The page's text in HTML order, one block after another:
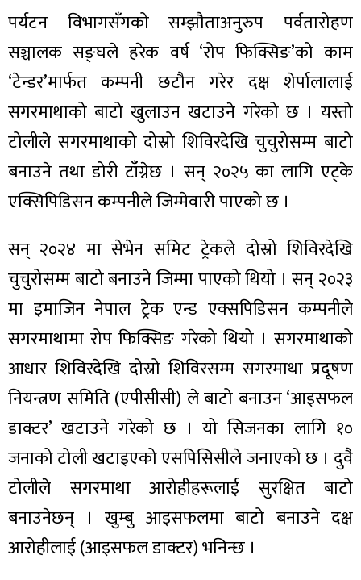
पर्यटन विभागसँगको सम्झौताअनुरुप पर्वतारोहण
सञ्चालक सङ्घले हरेक वर्ष ‘रोप फिक्सिङ’को काम
‘टेन्डर’मार्फत कम्पनी छटौन गरेर दक्ष शेर्पालालाई
सगरमाथाको बाटो खुलाउन खटाउने गरेको छ । यस्तो
टोलीले सगरमाथाको दोस्रो शिविरदेखि चुचुरोसम्म बाटो
बनाउने तथा डोरी टाँग्नेछ । सन् २०२५ का लागि एट्के
एक्सिपिडिसन कम्पनीले जिम्मेवारी पाएको छ ।
सन् २०२४ मा सेभेन समिट ट्रेकले दोस्रो शिविरदेखि
चुचुरोसम्म बाटो बनाउने जिम्मा पाएको थियो । सन् २०२३
मा इमाजिन नेपाल ट्रेक एन्ड एक्सपिडिसन कम्पनीले
सगरमाथामा रोप फिक्सिङ गरेको थियो । सगरमाथाको
आधार शिविरदेखि दोस्रो शिविरसम्म सगरमाथा प्रदूषण
नियन्त्रण समिति (एपीसीसी) ले बाटो बनाउन ‘आइसफल
डाक्टर’ खटाउने गरेको छ । यो सिजनका लागि १०
जनाको टोली खटाइएको एसपिसिसीले जनाएको छ । दुवै
टोलीले सगरमाथा आरोहीहरूलाई सुरक्षित बाटो
बनाउनेछन् । खुम्बु आइसफलमा बाटो बनाउने दक्ष
आरोहीलाई (आइसफल डाक्टर) भनिन्छ ।